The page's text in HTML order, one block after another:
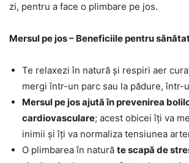
zi, pentru a face o plimbare pe jos.
Mersul pe jos – Beneficiile pentru
Te relaxezi în natură și respiri aer
mergi într-un parc sau la pădure, într-
Mersul pe jos ajută în prevenirea
cardiovasculare; acest obicei îți va
inimii și îți va normaliza tensiunea
O plimbarea în natură te scapă de